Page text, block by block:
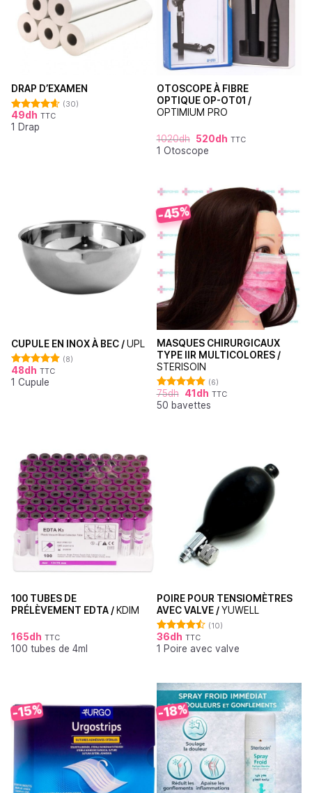
DRAP D’EXAMEN
Note4.62
sur 5
(30)
49dh TTC
1 Drap
OTOSCOPE À FIBRE
OPTIQUE OP-OT01 /
OPTIMIUM PRO
1020dh 520dh TTC
1 Otoscope
CUPULE EN INOX À BEC /UPL
Note4.88
sur 5
(8)
48dh TTC
1 Cupule
-45%
MASQUES CHIRURGICAUX
TYPE IIR MULTICOLORES /
STERISOIN
Note
4.83
sur 5
(6)
75dh 41 dh TTC
50 bavettes
100 TUBES DE
PRÉLÈVEMENT EDTA / KDIM
165dh TTC
100 tubes de 4ml
POIRE POUR TENSIOMÈTRES
AVEC VALVE /YUWELL
Note4.50
sur 5
(10)
36dh TTC
1 Poire avec valve
-15% -18%